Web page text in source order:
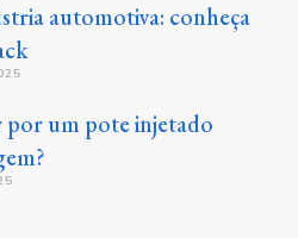
automotiva: conheça
um pote injetado